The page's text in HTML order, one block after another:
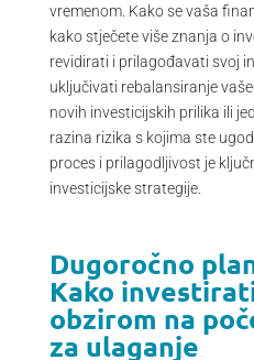
vremenom. Kako se vaša
kako stječete više znanja o
revidirati i prilagođavati svoj
uključivati rebalansiranje
novih investicijskih prilika ili
razina rizika s kojima ste
proces i prilagodljivost je
investicijske strategije.
Dugoročno
Kako
obzirom na
za ulaganje